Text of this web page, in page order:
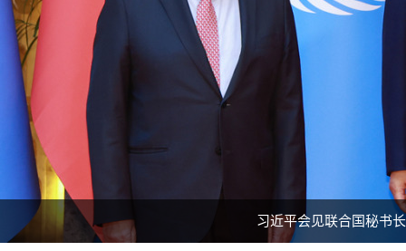
习近平会见联合国秘书